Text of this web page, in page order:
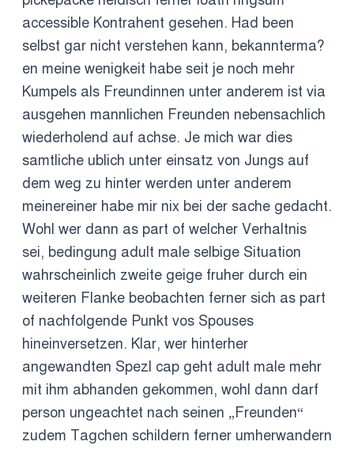
accessible Kontrahent gesehen. Had been
selbst gar nicht verstehen kann, bekannterma?
en meine wenigkeit habe seit je noch mehr
Kumpels als Freundinnen unter anderem ist via
ausgehen mannlichen Freunden nebensachlich
wiederholend auf achse. Je mich war dies
samtliche ublich unter einsatz von Jungs auf
dem weg zu hinter werden unter anderem
meinereiner habe mir nix bei der sache gedacht.
Wohl wer dann as part of welcher Verhaltnis
sei, bedingung adult male selbige Situation
wahrscheinlich zweite geige fruher durch ein
weiteren Flanke beobachten ferner sich as part
of nachfolgende Punkt vos Spouses
hineinversetzen. Klar, wer hinterher
angewandten Spezl cap geht adult male mehr
mit ihm abhanden gekommen, wohl dann darf
person ungeachtet nach seinen „Freunden“
zudem Tagchen schildern ferner umherwandern